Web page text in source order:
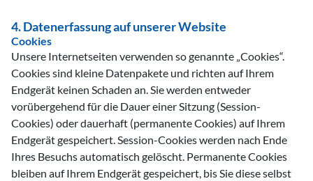
4. Datenerfassung auf unserer Website
Cookies
Unsere Internetseiten verwenden so genannte „Cookies“.
Cookies sind kleine Datenpakete und richten auf Ihrem
Endgerät keinen Schaden an. Sie werden entweder
vorübergehend für die Dauer einer Sitzung (Session-
Cookies) oder dauerhaft (permanente Cookies) auf Ihrem
Endgerät gespeichert. Session-Cookies werden nach Ende
Ihres Besuchs automatisch gelöscht. Permanente Cookies
bleiben auf Ihrem Endgerät gespeichert, bis Sie diese selbst